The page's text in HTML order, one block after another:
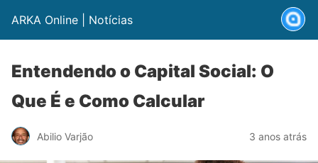
ARKA Online | Notícias
Entendendo o Capital Social: O
Que É e Como Calcular
Abilio Varjão 3 anos atrás